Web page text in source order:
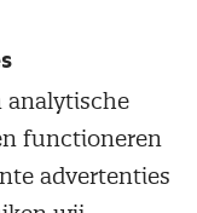
analytische
functioneren
advertenties